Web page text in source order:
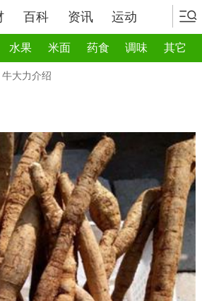
百科 资讯 运动
水果 米面 药食 调味 其它
牛大力介绍